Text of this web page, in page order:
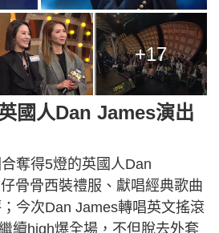
+17
國人Dan James演出
奪得5燈的英國人Dan
骨骨西裝禮服、獻唱經典歌曲
；今次Dan James轉唱英文搖滾
續high爆全場，不但脫去外套